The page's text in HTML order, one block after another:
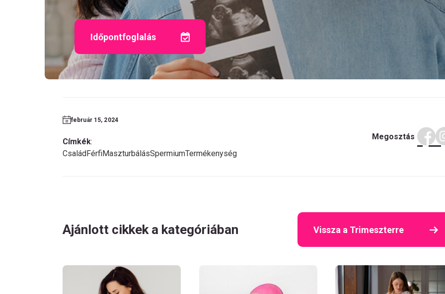
Időpontfoglalás
február 15, 2024
Címkék:
CsaládFérfiMaszturbálásSpermiumTermékenység
Megosztás
Ajánlott cikkek a kategóriában Vissza a Trimeszterre